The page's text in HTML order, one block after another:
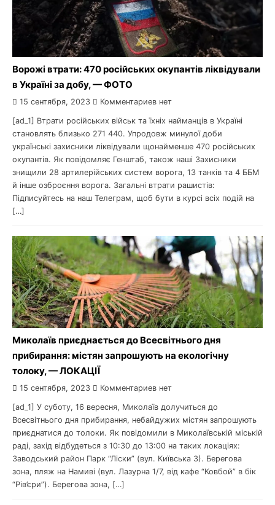
Ворожі втрати: 470 російських окупантів ліквідували
в Україні за добу, — ФОТО
15 сентября, 2023 Комментариев нет
[ad_1] Втрати російських військ та їхніх найманців в Україні
становлять близько 271 440. Упродовж минулої доби
українські захисники ліквідували щонайменше 470 російських
окупантів. Як повідомляє Генштаб, також наші Захисники
знищили 28 артилерійських систем ворога, 13 танків та 4 ББМ
й інше озброєння ворога. Загальні втрати рашистів:
Підписуйтесь на наш Телеграм, щоб бути в курсі всіх подій на
[…]
Миколаїв приєднається до Всесвітнього дня
прибирання: містян запрошують на екологічну
толоку, — ЛОКАЦІЇ
15 сентября, 2023 Комментариев нет
[ad_1] У суботу, 16 вересня, Миколаїв долучиться до
Всесвітнього дня прибирання, небайдужих містян запрошують
приєднатися до толоки. Як повідомили в Миколаївській міській
раді, захід відбудеться з 10:30 до 13:00 на таких локаціях:
Заводський район Парк “Ліски” (вул. Київська 3). Берегова
зона, пляж на Намиві (вул. Лазурна 1/7, від кафе “Ковбой” в бік
“Рів’єри”). Берегова зона, […]